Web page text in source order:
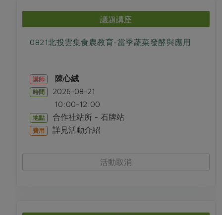
議題講座
0821北投雲集食農教育-當季蔬菜發酵與應用
講師 陳心絨
時間 2026-08-21
10:00-12:00
地點 合作社站所 - 石牌站
費用 詳見活動介紹
活動取消